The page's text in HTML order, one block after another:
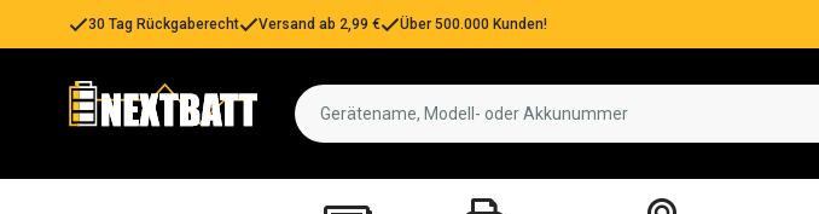
30 Tag Rückgaberecht Versand ab 2,99 € Über 500.000 Kunden!